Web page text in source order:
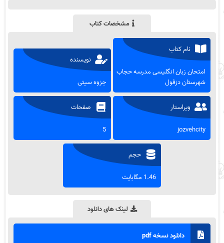
مشخصات کتاب
نام کتاب
امتحان زبان انگلیسی مدرسه حجاب
شهرستان دزفول
نویسنده
جزوه سیتی
ویراستار
jozvehcity
صفحات
5
حجم
1.46 مگابایت
لینک های دانلود
دانلود نسخه pdf